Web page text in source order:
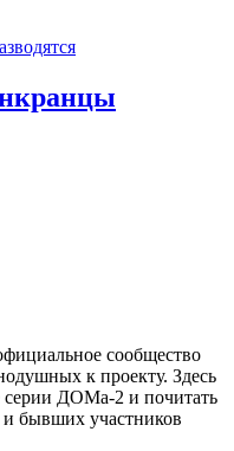
сообщество
к проекту. Здесь
серии ДОМа-2 и почитать
бывших участников